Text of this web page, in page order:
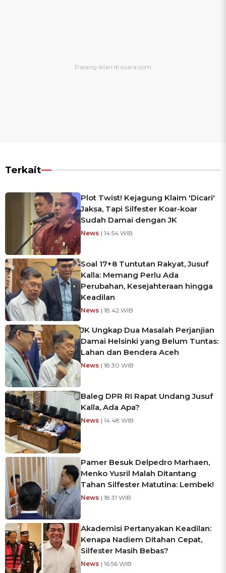
Terkait
Plot Twist! Kejagung Klaim 'Dicari'
Jaksa, Tapi Silfester Koar-koar
Sudah Damai dengan JK
News | 14:54 WIB
Soal 17+8 Tuntutan Rakyat, Jusuf
Kalla: Memang Perlu Ada
Perubahan, Kesejahteraan hingga
Keadilan
News | 18:42 WIB
JK Ungkap Dua Masalah Perjanjian
Damai Helsinki yang Belum Tuntas:
Lahan dan Bendera Aceh
News | 18:30 WIB
Baleg DPR RI Rapat Undang Jusuf
Kalla, Ada Apa?
News | 14:48 WIB
Pamer Besuk Delpedro Marhaen,
Menko Yusril Malah Ditantang
Tahan Silfester Matutina: Lembek!
News | 18:31 WIB
Akademisi Pertanyakan Keadilan:
Kenapa Nadiem Ditahan Cepat,
Silfester Masih Bebas?
News | 16:56 WIB